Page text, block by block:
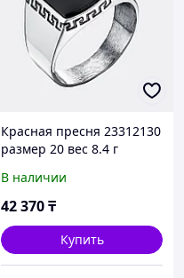
Красная пресня 23312130
размер 20 вес 8.4 г
В наличии
42 370₸
Купить